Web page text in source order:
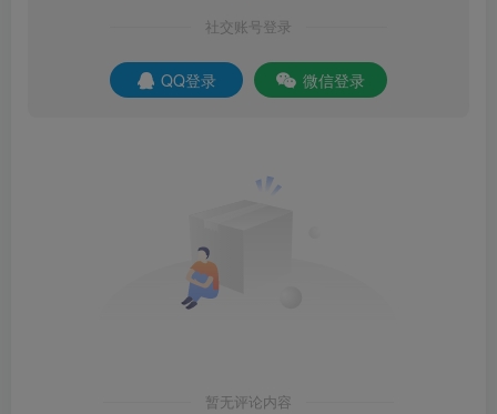
社交账号登录
QQ登录 微信登录
暂无评论内容